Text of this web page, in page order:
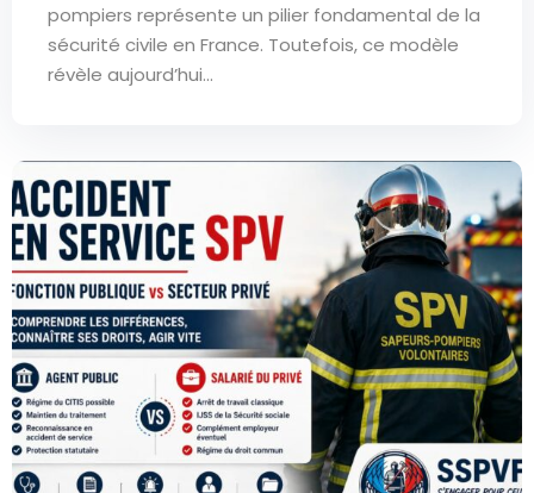
pompiers représente un pilier fondamental de la
sécurité civile en France. Toutefois, ce modèle
révèle aujourd’hui...